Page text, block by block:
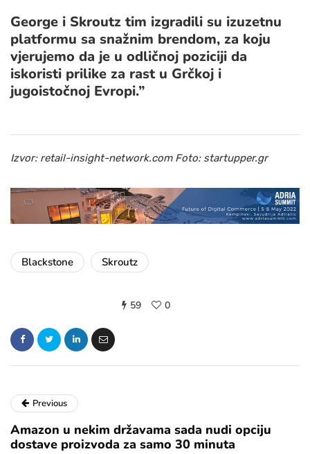
George i Skroutz tim izgradili su izuzetnu
platformu sa snažnim brendom, za koju
vjerujemo da je u odličnoj poziciji da
iskoristi prilike za rast u Grčkoj i
jugoistočnoj Evropi.”
Izvor: retail-insight-network.com Foto: startupper.gr
Blackstone Skroutz
59 0
Previous
Amazon u nekim državama sada nudi opciju
dostave proizvoda za samo 30 minuta